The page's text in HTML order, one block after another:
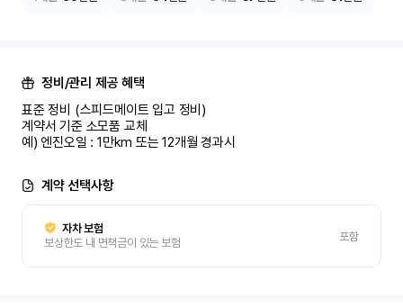
정비/관리 제공 혜택
표준 정비 (스피드메이트 입고 정비)
계약서 기준 소모품 교체
예) 엔진오일 : 1만km 또는 12개월 경과시
계약 선택사항
자차 보험
보상한도 내 면책금이 있는 보험
포함